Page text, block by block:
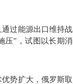
过能源出口维持战
压”，试图以长期消
势扩大，俄罗斯取